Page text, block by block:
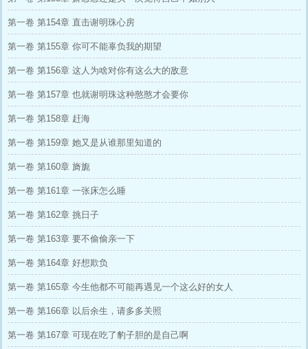
第一卷 第154章 直击谢明珠心房
第一卷 第155章 你可不能辜负我的期望
第一卷 第156章 这人为啥对你有这么大的敌意
第一卷 第157章 也就谢明珠这种憨憨才会要你
第一卷 第158章 赶海
第一卷 第159章 她又是从谁那里知道的
第一卷 第160章 旖旎
第一卷 第161章 一张床怎么睡
第一卷 第162章 挑日子
第一卷 第163章 要不偷偷亲一下
第一卷 第164章 好想欺负
第一卷 第165章 今生他都不可能再遇见一个这么好的女人
第一卷 第166章 以后余生，请多多关照
第一卷 第167章 可现在吃了豹子胆的是自己啊